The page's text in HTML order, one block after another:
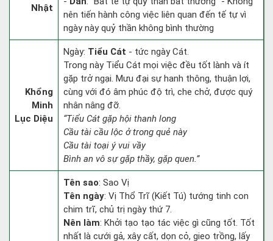
Nhật
nên tiến hành công việc liên quan đến tế tự vì
ngày này quỷ thần không bình thường
Khổng
Minh
Lục Diệu
Ngày: Tiểu Cát - tức ngày Cát.
Trong này Tiểu Cát mọi việc đều tốt lành và ít
gặp trở ngại. Mưu đại sự hanh thông, thuận lợi,
cùng với đó âm phúc độ trì, che chở, được quý
nhân nâng đỡ.
“Tiểu Cát gặp hội thanh long
Cầu tài cầu lộc ở trong quẻ này
Cầu tài toại ý vui vầy
Bình an vô sự gặp thầy, gặp quen.”
Tên sao: Sao Vị
Tên ngày: Vị Thổ Trĩ (Kiết Tú) tướng tinh con
chim trĩ, chủ trị ngày thứ 7.
Nên làm: Khởi tạo tạo tác việc gì cũng tốt. Tốt
nhất là cưới gả, xây cất, dọn cỏ, gieo trồng, lấy